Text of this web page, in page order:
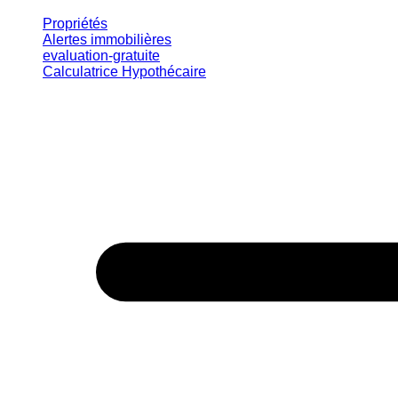
Propriétés
Alertes immobilières
evaluation-gratuite
Calculatrice Hypothécaire